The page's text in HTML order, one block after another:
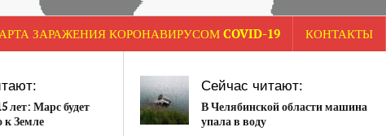
ЗАРАЖЕНИЯ КОРОНАВИРУСОМ COVID-19 КОНТАКТЫ
лет: Марс будет
к Земле
Сейчас читают:
В Челябинской области машина
упала в воду